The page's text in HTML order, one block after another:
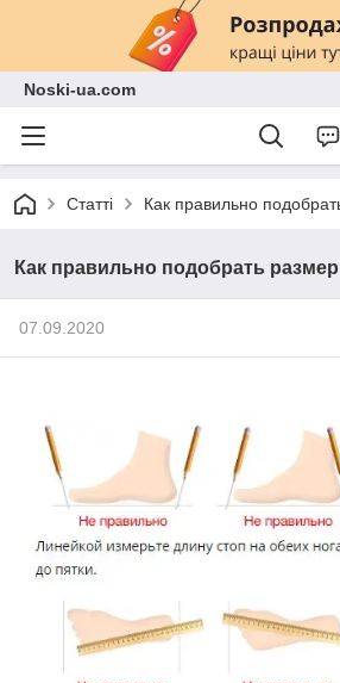
Noski-ua.com
Статті Как правильно
Как правильно подобрать
07.09.2020